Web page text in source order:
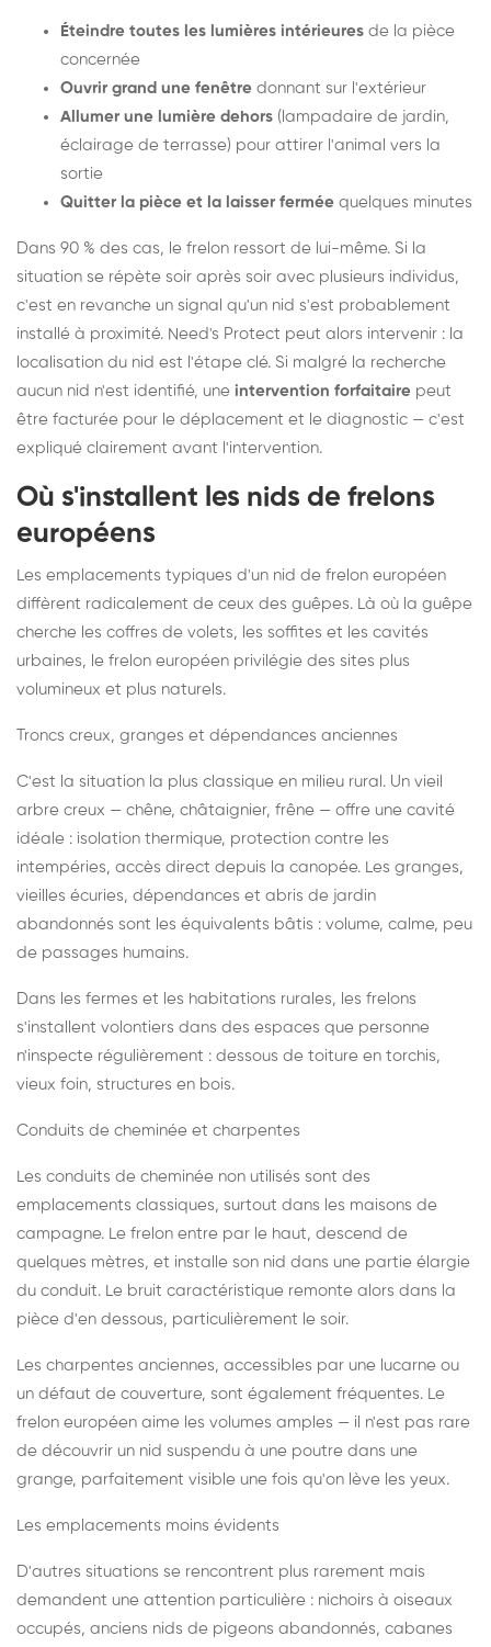
Éteindre toutes les lumières intérieures de la pièce
concernée
Ouvrir grand une fenêtre donnant sur l'extérieur
Allumer une lumière dehors (lampadaire de jardin,
éclairage de terrasse) pour attirer l'animal vers la
sortie
Quitter la pièce et la laisser fermée quelques minutes
Dans 90 % des cas, le frelon ressort de lui-même. Si la
situation se répète soir après soir avec plusieurs individus,
c'est en revanche un signal qu'un nid s'est probablement
installé à proximité. Need's Protect peut alors intervenir : la
localisation du nid est l'étape clé. Si malgré la recherche
aucun nid n'est identifié, une intervention forfaitaire peut
être facturée pour le déplacement et le diagnostic — c'est
expliqué clairement avant l'intervention.
Où s'installent les nids de frelons
européens
Les emplacements typiques d'un nid de frelon européen
diffèrent radicalement de ceux des guêpes. Là où la guêpe
cherche les coffres de volets, les soffites et les cavités
urbaines, le frelon européen privilégie des sites plus
volumineux et plus naturels.
Troncs creux, granges et dépendances anciennes
C'est la situation la plus classique en milieu rural. Un vieil
arbre creux — chêne, châtaignier, frêne — offre une cavité
idéale : isolation thermique, protection contre les
intempéries, accès direct depuis la canopée. Les granges,
vieilles écuries, dépendances et abris de jardin
abandonnés sont les équivalents bâtis : volume, calme, peu
de passages humains.
Dans les fermes et les habitations rurales, les frelons
s'installent volontiers dans des espaces que personne
n'inspecte régulièrement : dessous de toiture en torchis,
vieux foin, structures en bois.
Conduits de cheminée et charpentes
Les conduits de cheminée non utilisés sont des
emplacements classiques, surtout dans les maisons de
campagne. Le frelon entre par le haut, descend de
quelques mètres, et installe son nid dans une partie élargie
du conduit. Le bruit caractéristique remonte alors dans la
pièce d'en dessous, particulièrement le soir.
Les charpentes anciennes, accessibles par une lucarne ou
un défaut de couverture, sont également fréquentes. Le
frelon européen aime les volumes amples — il n'est pas rare
de découvrir un nid suspendu à une poutre dans une
grange, parfaitement visible une fois qu'on lève les yeux.
Les emplacements moins évidents
D'autres situations se rencontrent plus rarement mais
demandent une attention particulière : nichoirs à oiseaux
occupés, anciens nids de pigeons abandonnés, cabanes